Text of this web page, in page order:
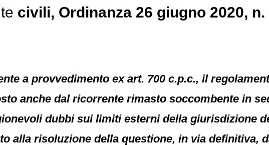
civili, Ordinanza 26 giugno 2020, n.
a provvedimento ex art. 700 c.p.c., il
anche dal ricorrente rimasto soccombente in
dubbi sui limiti esterni della giurisdizione
alla risoluzione della questione, in via definitiva,